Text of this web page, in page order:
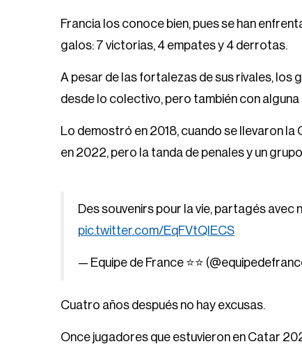
Francia los conoce bien, pues se han
galos: 7 victorias, 4 empates y 4 derrotas.
A pesar de las fortalezas de sus rivales, los
desde lo colectivo, pero también con
Lo demostró en 2018, cuando se llevaron
en 2022, pero la tanda de penales y un
Des souvenirs pour la vie, partagés avec
pic.twitter.com/EqFVtQlECS
— Equipe de France ⭐⭐
Cuatro años después no hay excusas.
Once jugadores que estuvieron en Catar